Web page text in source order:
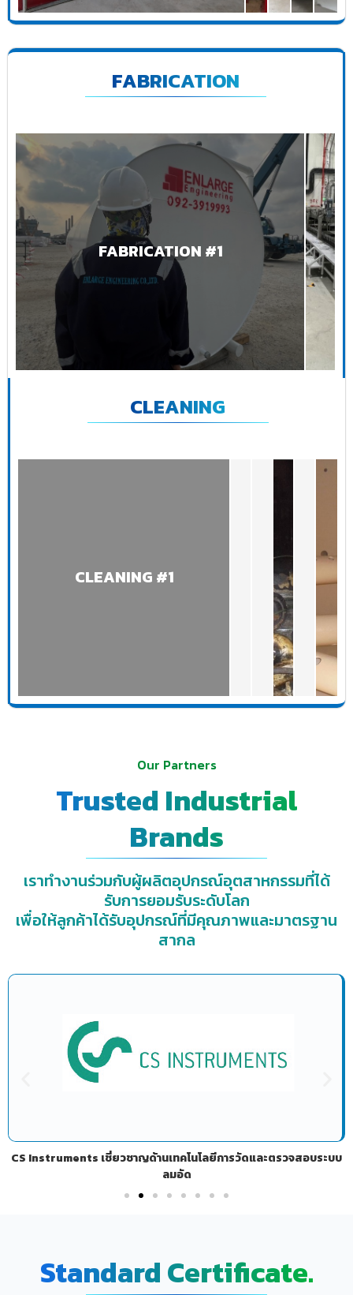
FABRICATION
FABRICATION #1
CLEANING
CLEANING #1
Our Partners
Trusted Industrial
Brands
เราทำงานร่วมกับผู้ผลิตอุปกรณ์อุตสาหกรรมที่ได้
รับการยอมรับระดับโลก
เพื่อให้ลูกค้าได้รับอุปกรณ์ที่มีคุณภาพและมาตรฐาน
สากล
CS Instruments เชี่ยวชาญด้านเทคโนโลยีการวัดและตรวจสอบระบบ
ลมอัด
Standard Certificate.